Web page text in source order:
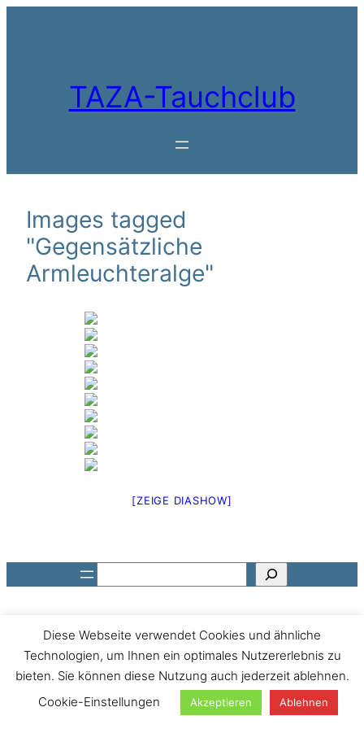
TAZA-Tauchclub
Images tagged
"Gegensätzliche
Armleuchteralge"
[ZEIGE DIASHOW]
Diese Webseite verwendet Cookies und ähnliche
Technologien, um Ihnen ein optimales Nutzererlebnis zu
bieten. Sie können diese Nutzung auch jederzeit ablehnen.
Cookie-Einstellungen
Akzeptieren Ablehnen